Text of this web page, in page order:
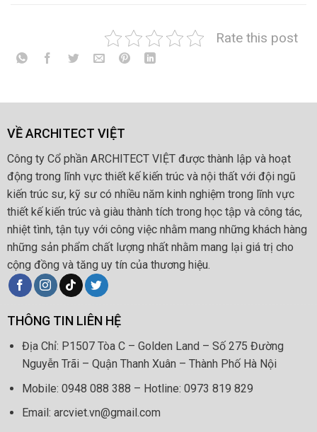
Rate this post
VỀ ARCHITECT VIỆT
Công ty Cổ phần ARCHITECT VIỆT được thành lập và hoạt
động trong lĩnh vực thiết kế kiến trúc và nội thất với đội ngũ
kiến trúc sư, kỹ sư có nhiều năm kinh nghiệm trong lĩnh vực
thiết kế kiến trúc và giàu thành tích trong học tập và công tác,
nhiệt tình, tận tụy với công việc nhằm mang những khách hàng
những sản phẩm chất lượng nhất nhằm mang lại giá trị cho
cộng đồng và tăng uy tín của thương hiệu.
THÔNG TIN LIÊN HỆ
Địa Chỉ: P1507 Tòa C – Golden Land – Số 275 Đường
Nguyễn Trãi – Quận Thanh Xuân – Thành Phố Hà Nội
Mobile: 0948 088 388 – Hotline: 0973 819 829
Email: arcviet.vn@gmail.com